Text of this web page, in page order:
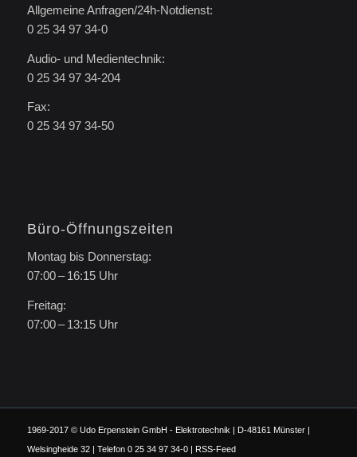
Allgemeine Anfragen/24h-Notdienst:
0 25 34 97 34-0
Audio- und Medientechnik:
0 25 34 97 34-204
Fax:
0 25 34 97 34-50
Büro-Öffnungszeiten
Montag bis Donnerstag:
07:00 – 16:15 Uhr
Freitag:
07:00 – 13:15 Uhr
1969-2017 © Udo Erpenstein GmbH - Elektrotechnik | D-48161 Münster |
Welsingheide 32 | Telefon 0 25 34 97 34-0 | RSS-Feed